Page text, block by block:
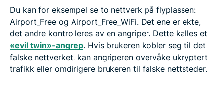
Du kan for eksempel se to nettverk på flyplassen:
Airport_Free og Airport_Free_WiFi. Det ene er ekte,
det andre kontrolleres av en angriper. Dette kalles et
«evil twin»-angrep. Hvis brukeren kobler seg til det
falske nettverket, kan angriperen overvåke ukryptert
trafikk eller omdirigere brukeren til falske nettsteder.